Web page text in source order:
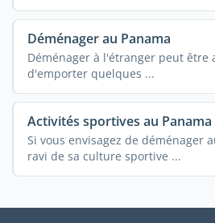
Déménager au Panama
Déménager à l'étranger peut être
d'emporter quelques ...
Activités sportives au Panama
Si vous envisagez de déménager
ravi de sa culture sportive ...